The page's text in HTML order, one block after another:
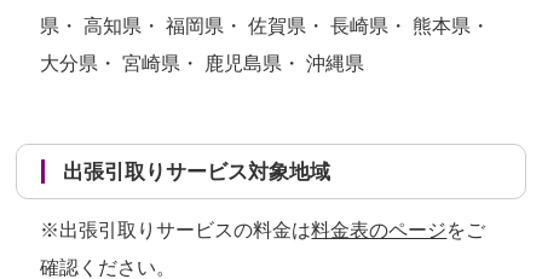
県・ 高知県・ 福岡県・ 佐賀県・ 長崎県・ 熊本県・
大分県・ 宮崎県・ 鹿児島県・ 沖縄県
出張引取りサービス対象地域
※出張引取りサービスの料金は料金表のページをご
確認ください。